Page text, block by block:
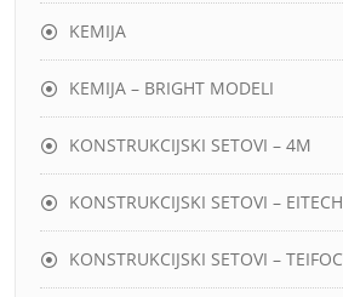
KEMIJA
KEMIJA – BRIGHT MODELI
KONSTRUKCIJSKI SETOVI – 4M
KONSTRUKCIJSKI SETOVI – EITECH
KONSTRUKCIJSKI SETOVI – TEIFOC